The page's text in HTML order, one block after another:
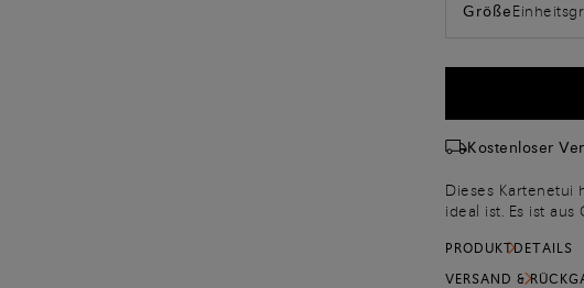
Größe
Kostenloser
Dieses Kartenetui
ideal ist. Es ist
Beschichtungen
PRODUKTDETAILS
VERSAND &